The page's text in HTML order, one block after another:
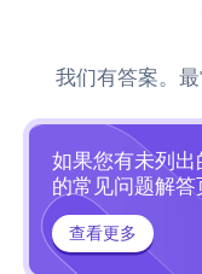
我们有答案。
如果您有未列
的常见问题解答
查看更多